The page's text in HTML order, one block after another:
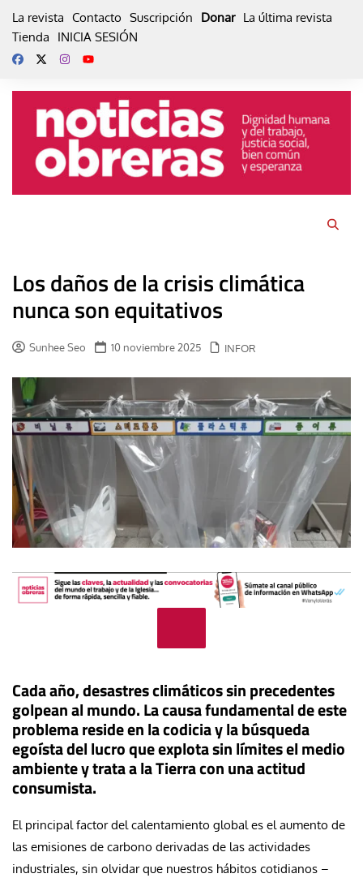
La revista Contacto Suscripción Donar La última revista
Tienda
INICIA SESIÓN
Los daños de la crisis climática
nunca son equitativos
Sunhee Seo 10 noviembre 2025 INFOR
Cada año, desastres climáticos sin precedentes
golpean al mundo. La causa fundamental de este
problema reside en la codicia y la búsqueda
egoísta del lucro que explota sin límites el medio
ambiente y trata a la Tierra con una actitud
consumista.
El principal factor del calentamiento global es el aumento de
las emisiones de carbono derivadas de las actividades
industriales, sin olvidar que nuestros hábitos cotidianos –